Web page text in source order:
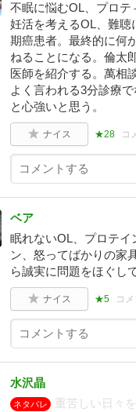
不眠に悩むOL、プロテ
妊活を考えるOL、難
期癌患者。最終的に何
ねることになる。倫太
医師を紹介する。萬相
よく言われる3分診療
と心強いと思う。
ナイス ★28 コ
ベア
眠れないOL、プロテ
ン、怒ってばかりの家
ら誠実に問題をほぐし
ナイス ★5 コ
水沢晶
ネタバレ
重苦しい日々